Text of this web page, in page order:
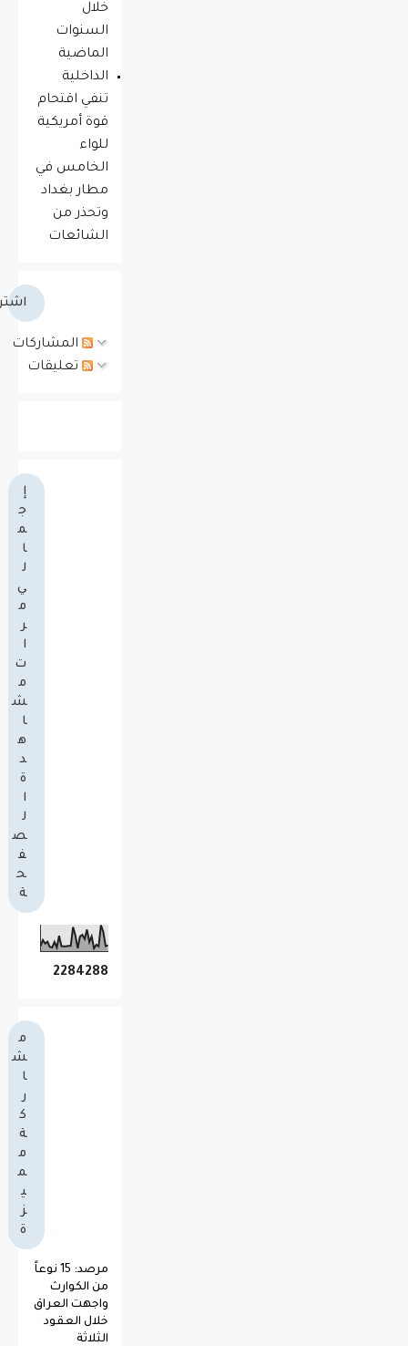
خلال
السنوات
الماضية
الداخلية
تنفي اقتحام
قوة أمريكية
للواء
الخامس في
مطار بغداد
وتحذر من
الشائعات
المشاركات
تعليقات
إ
ج
م
ا
ل
ي
م
ر
ا
ت
م
ش
ا
ه
د
ة
ا
ل
ص
ف
ح
ة
2284288
م
ش
ا
ر
ك
ة
م
م
ي
ز
ة
مرصد: 15 نوعاً
من الكوارث
واجهت العراق
خلال العقود
الثلاثة